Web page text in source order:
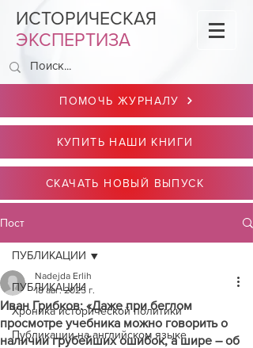
ИСТОРИЧЕСКАЯ
ЭКСПЕРТИЗА
ПОМОЧЬ ЖУРНАЛУ
КУПИТЬ НАШИ КНИГИ
СКАЧАТЬ НОВЫЙ ВЫПУСК
Пост
ПУБЛИКАЦИИ
Хроника исторической политики
Публикации на английском языке
ПУБЛИКАЦИИ
Иван Грибков: «Даже при беглом
просмотре учебника можно говорить о
наличии грубейших ошибок, а шире – об
Nadejda Erlih
18 авг. 2025 г.